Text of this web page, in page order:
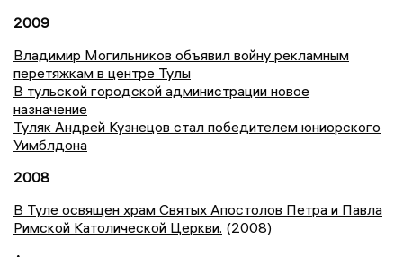
2009
Владимир Могильников объявил войну рекламным
перетяжкам в центре Тулы
В тульской городской администрации новое
назначение
Туляк Андрей Кузнецов стал победителем юниорского
Уимблдона
2008
В Туле освящен храм Святых Апостолов Петра и Павла
Римской Католической Церкви. (2008)